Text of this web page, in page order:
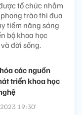
tổ chức nhằm
trào thi đua
tiềm năng sáng
bộ khoa học
đời sống.
các nguồn
triển khoa học
19:30’